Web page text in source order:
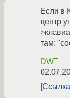
Если в
центр
там:
DWT
Ссылка